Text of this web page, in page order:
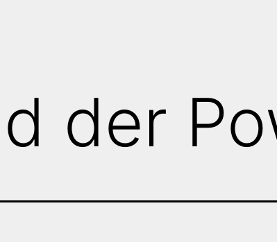
der